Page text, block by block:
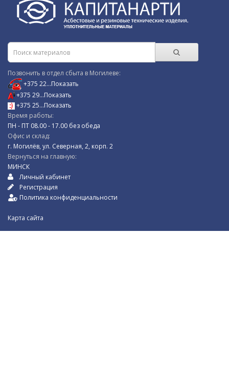
Позвонить в отдел сбыта в Могилеве:
+375 22...Показать
+375 29...Показать
+375 25...Показать
Время работы:
ПН - ПТ 08.00 - 17.00 без обеда
Oфис и склад:
г. Могилёв, ул. Северная, 2, корп. 2
Вернуться на главную:
МИНСК
Личный кабинет
Регистрация
Политика конфиденциальности
Карта сайта